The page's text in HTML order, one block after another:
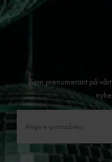
Som prenumerant på